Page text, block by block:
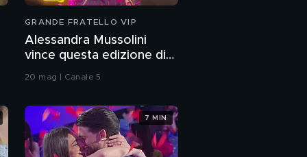
spettacolo
Serena Rossi: "La gioia
di essere mamma"
GRANDE FRATELLO VIP
Alessandra Mussolini
vince questa edizione di
Grande Fratello VIP
20 mag | Canale 5
7 MIN